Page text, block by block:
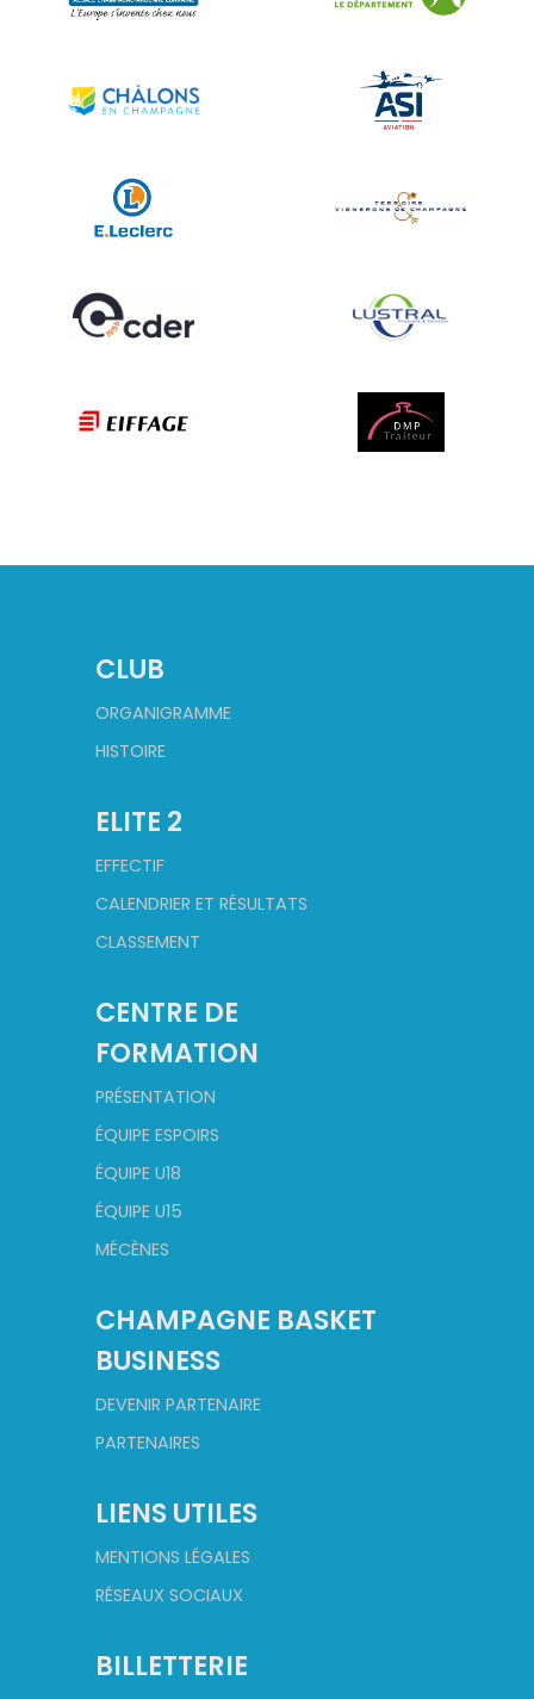
CLUB
ORGANIGRAMME
HISTOIRE
ELITE 2
EFFECTIF
CALENDRIER ET RÉSULTATS
CLASSEMENT
CENTRE DE
FORMATION
PRÉSENTATION
ÉQUIPE ESPOIRS
ÉQUIPE U18
ÉQUIPE U15
MÉCÈNES
CHAMPAGNE BASKET
BUSINESS
DEVENIR PARTENAIRE
PARTENAIRES
LIENS UTILES
MENTIONS LÉGALES
RÉSEAUX SOCIAUX
BILLETTERIE